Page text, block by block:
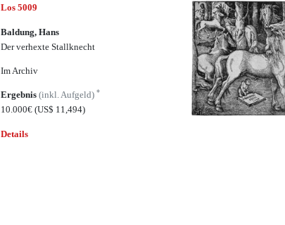
Los 5009
Baldung, Hans
Der verhexte Stallknecht
Im Archiv
Ergebnis(inkl. Aufgeld)*
10.000€(US$ 11,494)
Details